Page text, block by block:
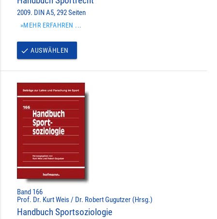
2009. DIN A5, 292 Seiten
»MEHR ERFAHREN ...
done AUSWÄHLEN
Band 166
Prof. Dr. Kurt Weis / Dr. Robert Gugutzer (Hrsg.)
Handbuch Sportsoziologie